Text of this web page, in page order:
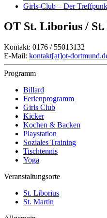
Girls-Club – Der
OT St. Liborius /
Kontakt: 0176 / 55013132
E-Mail: kontakt[at]ot-
Programm
Billard
Ferienprogramm
Girls Club
Kicker
Kochen & Backen
Playstation
Soziales Training
Tischtennis
Yoga
Veranstaltungsorte
St. Liborius
St. Martin